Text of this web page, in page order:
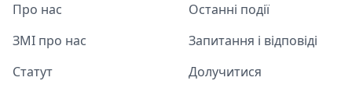
Про нас
ЗМІ про нас
Статут
Останні події
Запитання і відповіді
Долучитися